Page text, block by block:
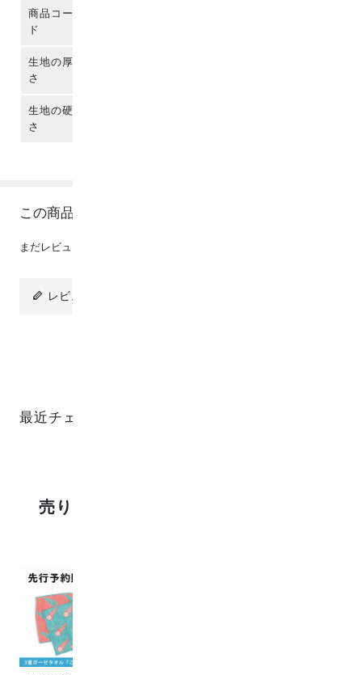
商品コー
ド
生地の厚
さ
生地の硬
さ
この商品のレビュー
まだレビューは投稿されていません。
レビューを投稿
最近チェックした商品
売り上げランキング